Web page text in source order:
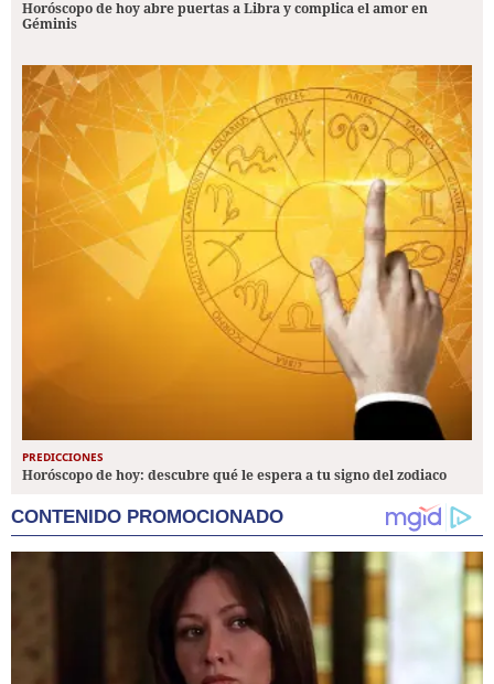
Horóscopo de hoy abre puertas a Libra y complica el amor en
Géminis
PREDICCIONES
Horóscopo de hoy: descubre qué le espera a tu signo del zodiaco
CONTENIDO PROMOCIONADO